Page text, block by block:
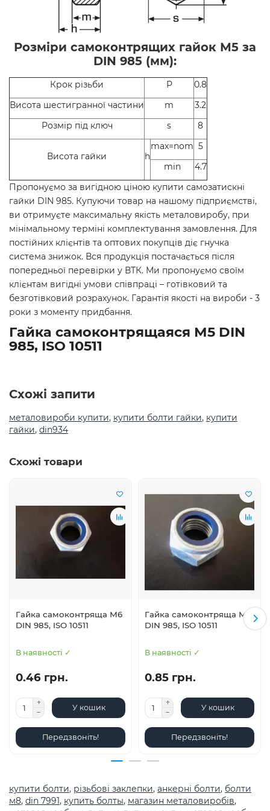
Розміри самоконтрящих гайок М5 за
DIN 985 (мм):
Крок різьби Р
0.8
Висота шестигранної частини
m
3.2
Розмір під ключ
s 8
Висота гайки h
max=nom 5
min
4.7
Пропонуємо за вигідною ціною купити самозатискні
гайки DIN 985. Купуючи товар на нашому підприємстві,
ви отримуєте максимальну якість металовиробу, при
мінімальному терміні комплектування замовлення. Для
постійних клієнтів та оптових покупців діє гнучка
система знижок. Вся продукція постачається після
попередньої перевірки у ВТК. Ми пропонуємо своїм
клієнтам вигідні умови співпраці – готівковий та
безготівковий розрахунок. Гарантія якості на вироби - 3
роки з моменту придбання.
Гайка самоконтрящаяся М5 DIN
985, ISO 10511
Схожі запити
металовироби купити, купити болти гайки, купити
гайки, din934
Схожі товари
Гайка самоконтряща М6
DIN 985, ISO 10511
В наявності ✓
0.46 грн.
У кошик
Передзвоніть!
Гайка самоконтряща М8
DIN 985, ISO 10511
В наявності ✓
0.85 грн.
У кошик
Передзвоніть!
купити болти, різьбові заклепки, анкерні болти, болти
м8, din 7991, купить болты, магазин металовиробів,